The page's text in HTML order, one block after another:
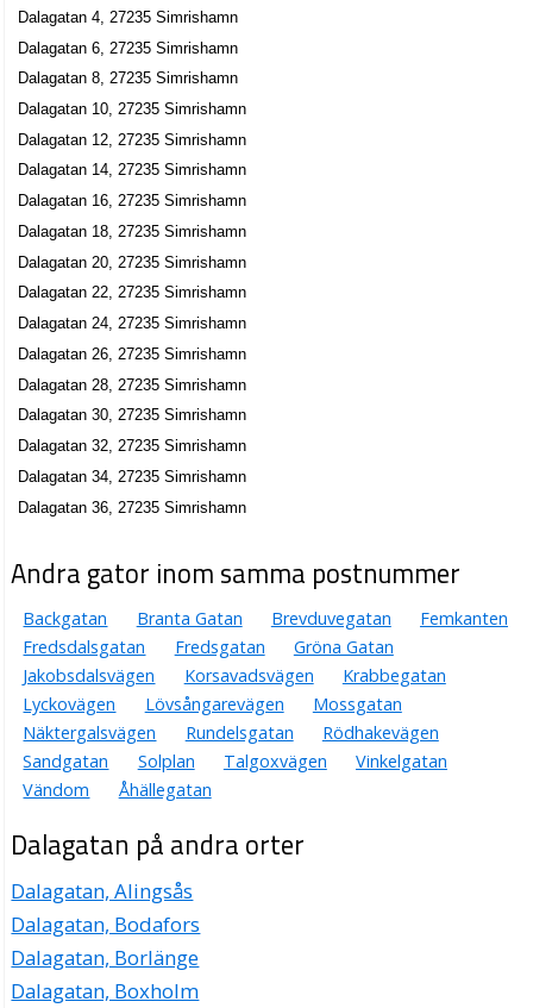
Dalagatan 4, 27235 Simrishamn
Dalagatan 6, 27235 Simrishamn
Dalagatan 8, 27235 Simrishamn
Dalagatan 10, 27235 Simrishamn
Dalagatan 12, 27235 Simrishamn
Dalagatan 14, 27235 Simrishamn
Dalagatan 16, 27235 Simrishamn
Dalagatan 18, 27235 Simrishamn
Dalagatan 20, 27235 Simrishamn
Dalagatan 22, 27235 Simrishamn
Dalagatan 24, 27235 Simrishamn
Dalagatan 26, 27235 Simrishamn
Dalagatan 28, 27235 Simrishamn
Dalagatan 30, 27235 Simrishamn
Dalagatan 32, 27235 Simrishamn
Dalagatan 34, 27235 Simrishamn
Dalagatan 36, 27235 Simrishamn
Andra gator inom samma postnummer
Backgatan Branta Gatan Brevduvegatan
Femkanten
Fredsdalsgatan
Fredsgatan
Gröna Gatan
Jakobsdalsvägen
Korsavadsvägen
Krabbegatan
Lyckovägen
Lövsångarevägen
Mossgatan
Näktergalsvägen
Rundelsgatan
Rödhakevägen
Sandgatan
Solplan Talgoxvägen
Vinkelgatan
Vändom
Åhällegatan
Dalagatan på andra orter
Dalagatan, Alingsås
Dalagatan, Bodafors
Dalagatan, Borlänge
Dalagatan, Boxholm